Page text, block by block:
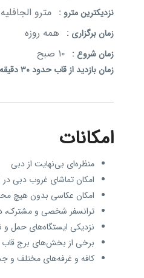
نزدیکترین مترو : مترو الجافلیه
زمان برگزاری : همه روزه
زمان شروع : ۱۰ صبح
زمان بازدید از قاب حدود ۳۰ دقیقه است
امکانات
منظره‌ای بی‌نهایت از دبی
امکان تماشای غروب دبی در
امکان عکاسی بدون هیچ
ترانسفر شخصی و مشترک،
نزدیکی ایستگاه‌های حمل
برخی از بخش‌های برج قاب
کافه و غرفه‌های مختلف و